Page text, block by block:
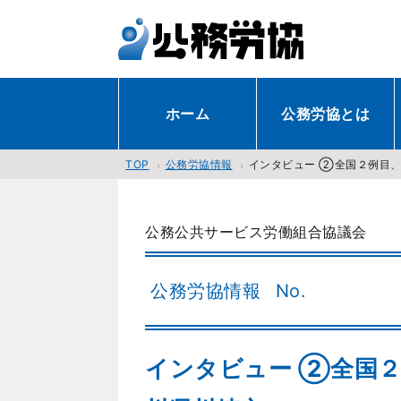
ホーム 公務労協とは
TOP 公務労協情報 インタビュー ②全国２例目
公務公共サービス労働組合協議会
公務労協情報 No.
インタビュー ②全国２